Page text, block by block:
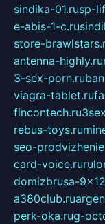
sindika-01.rusp-
e-abis-1-c.ru
store-
antenna-highly.ru
3-sex-porn.ru
viagra-tablet.ru
fincontech.ru
rebus-toys.ru
seo-
card-voice.ru
domizbrusa-
a380club.ru
perk-oka.rug-